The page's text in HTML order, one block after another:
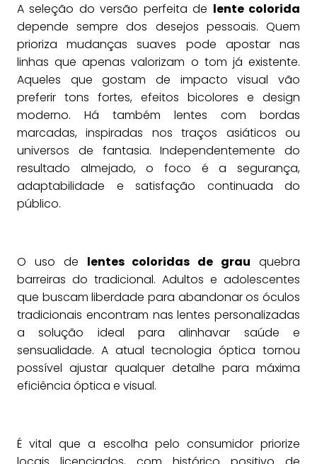
A seleção do versão perfeita de lente colorida
depende sempre dos desejos pessoais. Quem
prioriza mudanças suaves pode apostar nas
linhas que apenas valorizam o tom já existente.
Aqueles que gostam de impacto visual vão
preferir tons fortes, efeitos bicolores e design
moderno. Há também lentes com bordas
marcadas, inspiradas nos traços asiáticos ou
universos de fantasia. Independentemente do
resultado almejado, o foco é a segurança,
adaptabilidade e satisfação continuada do
público.
O uso de lentes coloridas de grau quebra
barreiras do tradicional. Adultos e adolescentes
que buscam liberdade para abandonar os óculos
tradicionais encontram nas lentes personalizadas
a solução ideal para alinhavar saúde e
sensualidade. A atual tecnologia óptica tornou
possível ajustar qualquer detalhe para máxima
eficiência óptica e visual.
É vital que a escolha pelo consumidor priorize